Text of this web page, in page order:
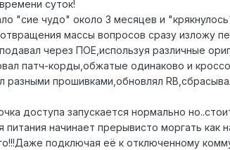
суток!
"сие чудо" около 3 месяцев и
массы вопросов сразу изложу
через ПОЕ,используя различные
патч-корды,обжатые одинаково и
разными прошивками,обновлял
доступа запускается нормально
питания начинает прерывисто моргать как
подключая её к отключенному